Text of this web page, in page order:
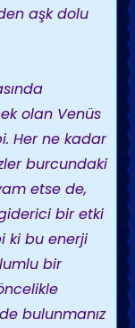
aşk dolu
olan Venüs
Her ne kadar
burcundaki
etse de,
giderici bir etki
ki bu enerji
bir
bulunmanız